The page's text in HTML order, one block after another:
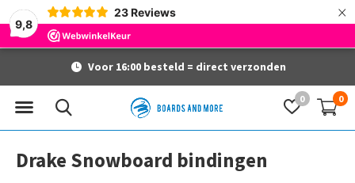
9,8
23 Reviews ×
0 0
Voor 16:00 besteld = direct verzonden
Drake Snowboard bindingen